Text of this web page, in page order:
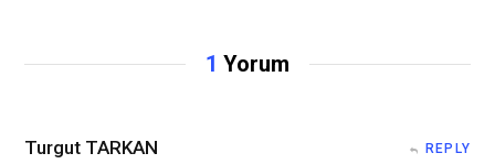
1 Yorum
Turgut TARKAN REPLY